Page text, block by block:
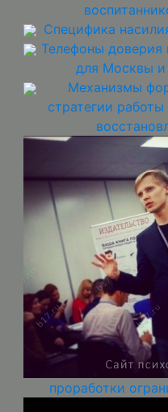
Специфика
Телефоны доверия
для Москвы и
Механизмы
стратегии
проработки